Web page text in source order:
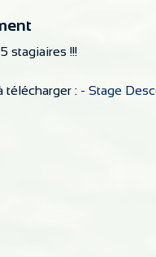
stagiaires !!!
télécharger : - Stage